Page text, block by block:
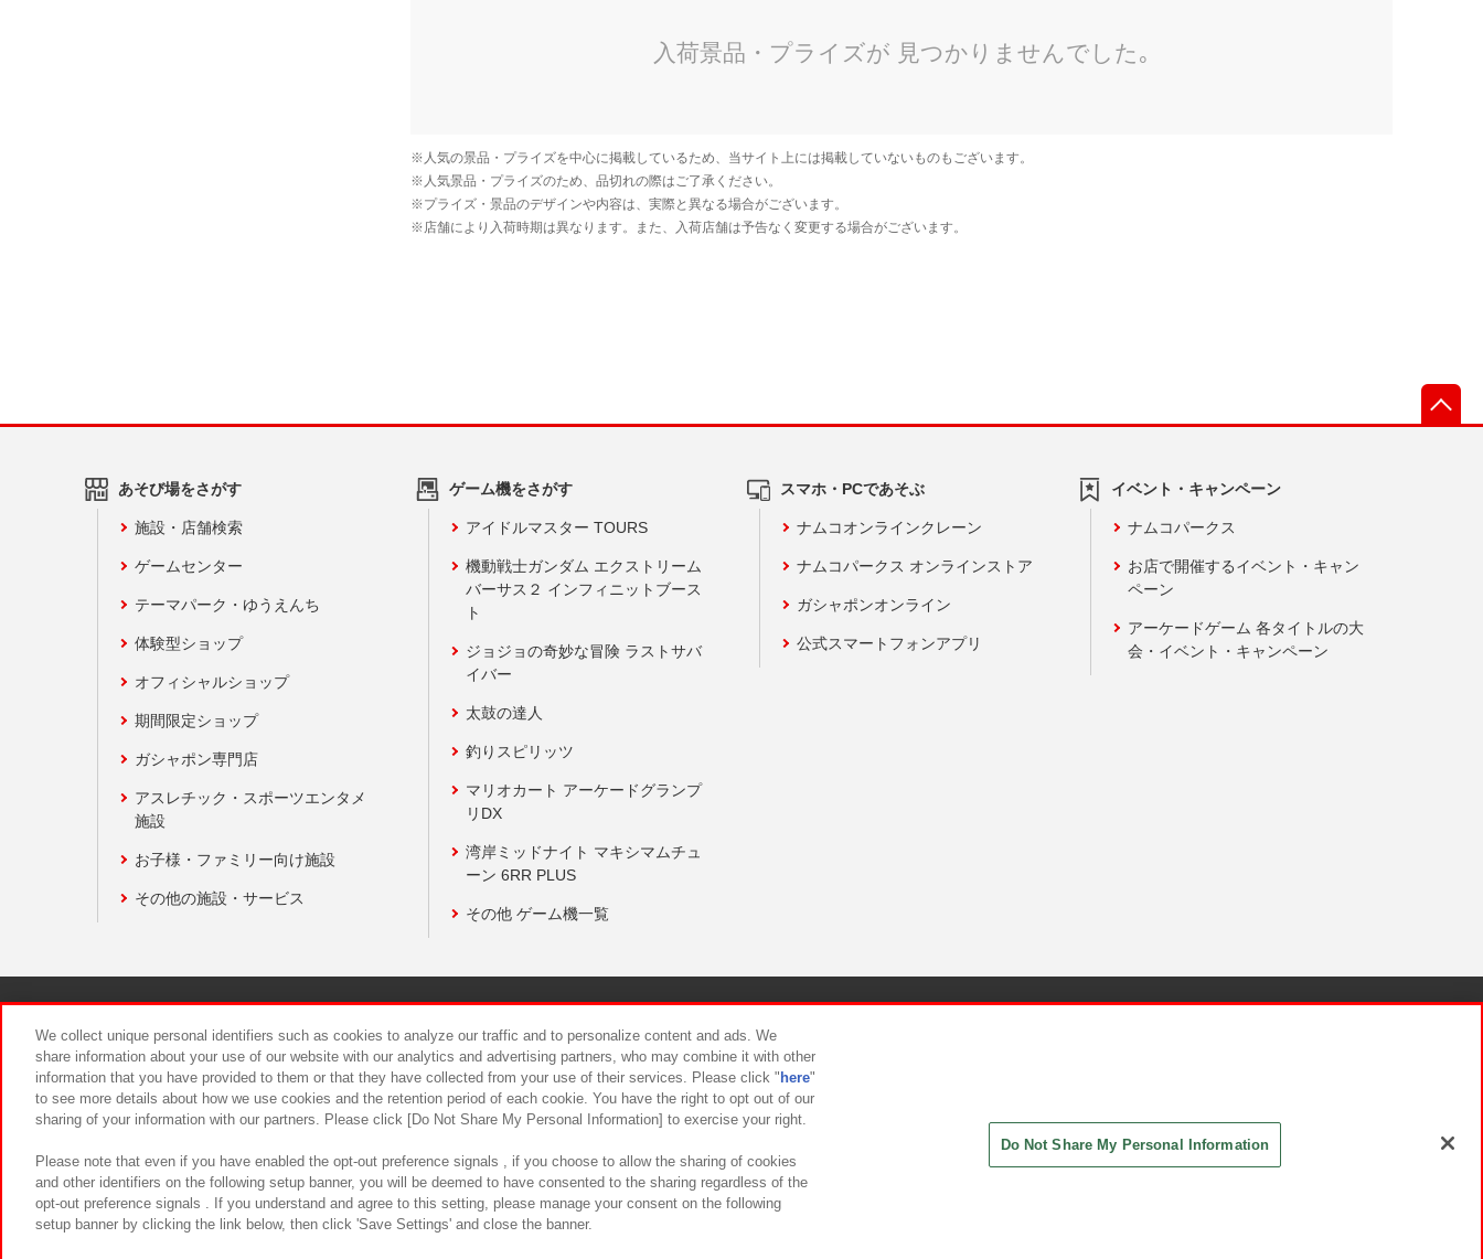
あそび場をさがす
施設・店舗検索
ゲームセンター
テーマパーク・ゆうえんち
体験型ショップ
オフィシャルショップ
期間限定ショップ
ガシャポン専門店
アスレチック・スポーツエンタメ
施設
お子様・ファミリー向け施設
その他の施設・サービス
ゲーム機をさがす
アイドルマスター TOURS
機動戦士ガンダム エクストリーム
バーサス２ インフィニットブース
ト
ジョジョの奇妙な冒険 ラストサバ
イバー
太鼓の達人
釣りスピリッツ
マリオカート アーケードグランプ
リDX
湾岸ミッドナイト マキシマムチュ
ーン 6RR PLUS
その他 ゲーム機一覧
スマホ・PCであそぶ
ナムコオンラインクレーン
ナムコパークス オンラインストア
ガシャポンオンライン
公式スマートフォンアプリ
イベント・キャンペーン
ナムコパークス
お店で開催するイベント・キャン
ペーン
アーケードゲーム 各タイトルの大
会・イベント・キャンペーン
食品のご提供について カスタマーハラスメント対応方針
We collect unique personal identifiers such as cookies to analyze our traffic and to personalize content and ads. We
share information about your use of our website with our analytics and advertising partners, who may combine it with other
information that you have provided to them or that they have collected from your use of their services. Please click " here"
to see more details about how we use cookies and the retention period of each cookie. You have the right to opt out of our
sharing of your information with our partners. Please click [Do Not Share My Personal Information] to exercise your right.
Please note that even if you have enabled the opt-out preference signals , if you choose to allow the sharing of cookies
and other identifiers on the following setup banner, you will be deemed to have consented to the sharing regardless of the
opt-out preference signals . If you understand and agree to this setting, please manage your consent on the following
setup banner by clicking the link below, then click 'Save Settings' and close the banner.
Do Not Share My Personal Information